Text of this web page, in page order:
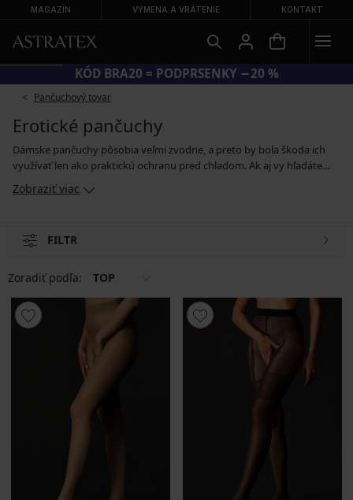
MAGAZÍN VÝMENA A VRÁTENIE KONTAKT
KÓD BRA20 = PODPRSENKY −20 %
Pančuchový tovar
Erotické pančuchy
Dámske pančuchy pôsobia veľmi zvodne, a preto by bola škoda ich
využívať len ako praktickú ochranu pred chladom. Ak aj vy hľadáte
pančuchy, ktoré nechcete skrývať pod oblečením, ale naopak sa nimi
pochváliť, ste tu správne. Erotické pančuchy najlepšie vyniknú v
rozkrokom alebo pančuchových nohaviciach s feromónmi. Fantázii sa
Zobraziť viac
FILTR
Zoradiť podľa: TOP